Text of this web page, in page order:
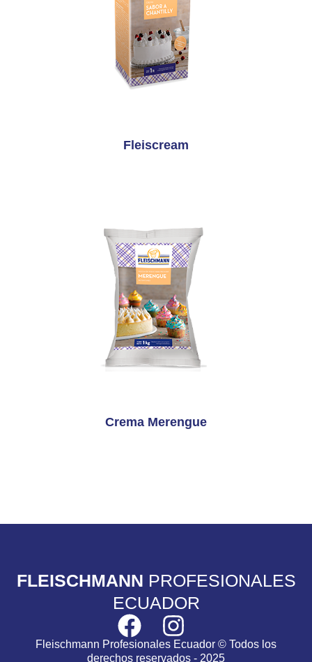
Fleiscream
Crema Merengue
FLEISCHMANN PROFESIONALES
ECUADOR
Fleischmann Profesionales Ecuador © Todos los
derechos reservados - 2025